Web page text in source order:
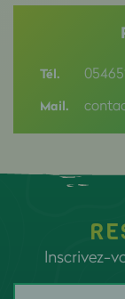
Tél.
Mail.
Inscrivez-